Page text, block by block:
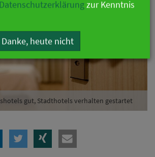
gut, Stadthotels verhalten gestartet
Datenschutzerklärungzur Kenntnis
Danke, heute nicht